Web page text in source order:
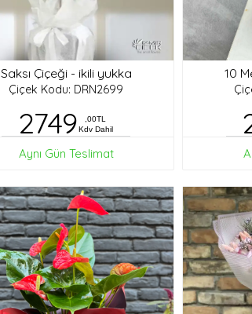
Saksı Çiçeği - ikili yukka
Çiçek Kodu: DRN2699
2749
,00TL
Kdv Dahil
Aynı Gün Teslimat
10